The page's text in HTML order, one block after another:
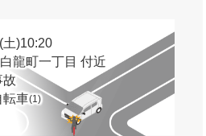
土)10:20
龍町一丁目 付近
故
転車(1)